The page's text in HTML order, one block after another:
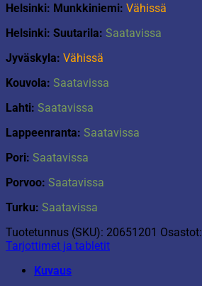
Helsinki: Munkkiniemi: Vähissä
Helsinki: Suutarila: Saatavissa
Jyväskyla: Vähissä
Kouvola: Saatavissa
Lahti: Saatavissa
Lappeenranta: Saatavissa
Pori: Saatavissa
Porvoo: Saatavissa
Turku: Saatavissa
Tuotetunnus (SKU): 20651201 Osastot:
Tarjottimet ja tabletit
Kuvaus